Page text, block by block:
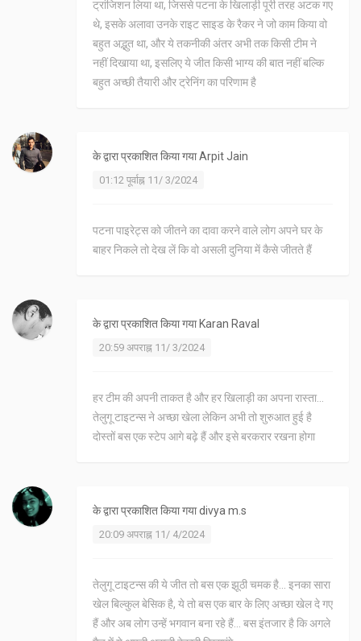
ट्रांजिशन लिया था, जिससे पटना के खिलाड़ी पूरी तरह अटक गए
थे, इसके अलावा उनके राइट साइड के रैकर ने जो काम किया वो
बहुत अद्भुत था, और ये तकनीकी अंतर अभी तक किसी टीम ने
नहीं दिखाया था, इसलिए ये जीत किसी भाग्य की बात नहीं बल्कि
बहुत अच्छी तैयारी और ट्रेनिंग का परिणाम है
के द्वारा प्रकाशित किया गयाArpit Jain
01:12 पूर्वाह्न 11/ 3/2024
पटना पाइरेट्स को जीतने का दावा करने वाले लोग अपने घर के
बाहर निकले तो देख लें कि वो असली दुनिया में कैसे जीतते हैं
के द्वारा प्रकाशित किया गया Karan Raval
20:59 अपराह्न 11/ 3/2024
हर टीम की अपनी ताकत है और हर खिलाड़ी का अपना रास्ता...
तेलुगू टाइटन्स ने अच्छा खेला लेकिन अभी तो शुरुआत हुई है
दोस्तों बस एक स्टेप आगे बढ़े हैं और इसे बरकरार रखना होगा
के द्वारा प्रकाशित किया गयाdivya m.s
20:09 अपराह्न 11/ 4/2024
तेलुगू टाइटन्स की ये जीत तो बस एक झूठी चमक है... इनका सारा
खेल बिल्कुल बेसिक है, ये तो बस एक बार के लिए अच्छा खेल दे गए
हैं और अब लोग उन्हें भगवान बना रहे हैं... बस इंतजार है कि अगले